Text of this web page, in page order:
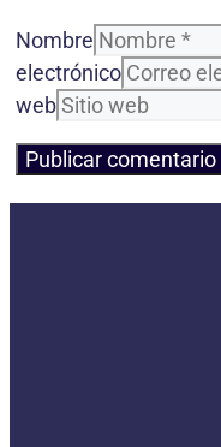
Nombre
electrónico
web